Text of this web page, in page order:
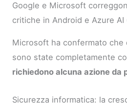
Google e Microsoft
critiche in Android e Azure AI
Microsoft ha confermato che
sono state completamente
richiedono alcuna azione da
Sicurezza informatica: la